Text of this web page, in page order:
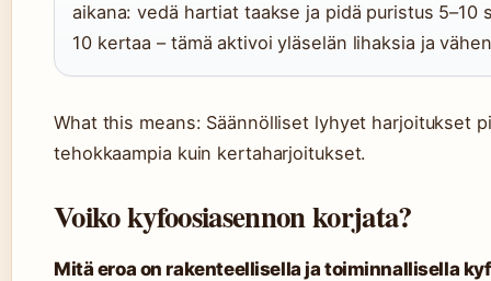
aikana: vedä hartiat taakse ja pidä puristus 5–10
10 kertaa – tämä aktivoi yläselän lihaksia ja
What this means: Säännölliset lyhyet harjoitukset
tehokkaampia kuin kertaharjoitukset.
Voiko kyfoosiasennon korjata?
Mitä eroa on rakenteellisella ja toiminnallisella